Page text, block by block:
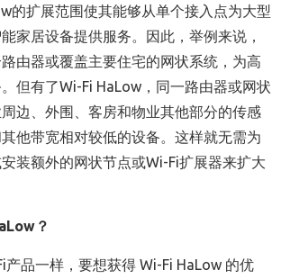
的扩展范围使其能够从单个接入点为大型
家居设备提供服务。因此，举例来说，
由器或覆盖主要住宅的网状系统，为高
但有了Wi-Fi HaLow，同一路由器或网状
边、外围、客房和物业其他部分的传感
他带宽相对较低的设备。这样就无需为
装额外的网状节点或Wi-Fi扩展器来扩大
？
产品一样，要想获得 Wi-Fi HaLow 的优